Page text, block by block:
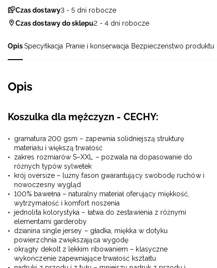
OpisSpecyfikacja Pranie i konserwacja Bezpieczeństwo produktu
Opis
Koszulka dla mężczyzn - CECHY:
gramatura 200 gsm – zapewnia solidniejszą strukturę
materiału i większą trwałość
zakres rozmiarów S–XXL – pozwala na dopasowanie do
różnych typów sylwetek
krój oversize – luźny fason gwarantujący swobodę ruchów i
nowoczesny wygląd
100% bawełna – naturalny materiał oferujący miękkość,
wytrzymałość i komfort noszenia
jednolita kolorystyka – łatwa do zestawienia z różnymi
elementami garderoby
dzianina single jersey – gładka, miękka w dotyku
powierzchnia zwiększająca wygodę
okrągły dekolt z lekkim ribowaniem – klasyczne
wykończenie zapewniające trwałość kształtu
Czas dostawy3 - 5 dni robocze
Czas dostawy do sklepu2 - 4 dni robocze